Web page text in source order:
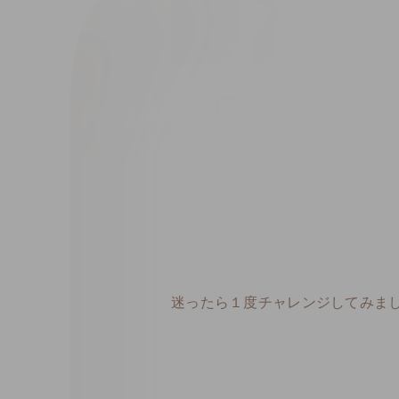
迷ったら１度チャレンジしてみま